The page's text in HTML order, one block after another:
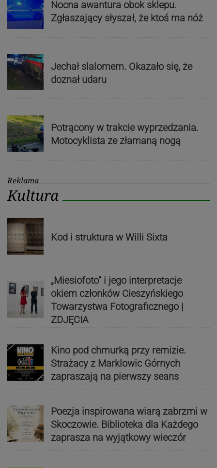
Nocna awantura obok sklepu.
Zgłaszający słyszał, że ktoś ma nóż
Jechał slalomem. Okazało się, że
doznał udaru
Potrącony w trakcie wyprzedzania.
Motocyklista ze złamaną nogą
Reklama
Kultura
Kod i struktura w Willi Sixta
„Miesiofoto” i jego interpretacje
okiem członków Cieszyńskiego
Towarzystwa Fotograficznego |
ZDJĘCIA
Kino pod chmurką przy remizie.
Strażacy z Marklowic Górnych
zapraszają na pierwszy seans
Poezja inspirowana wiarą zabrzmi w
Skoczowie. Biblioteka dla Każdego
zaprasza na wyjątkowy wieczór